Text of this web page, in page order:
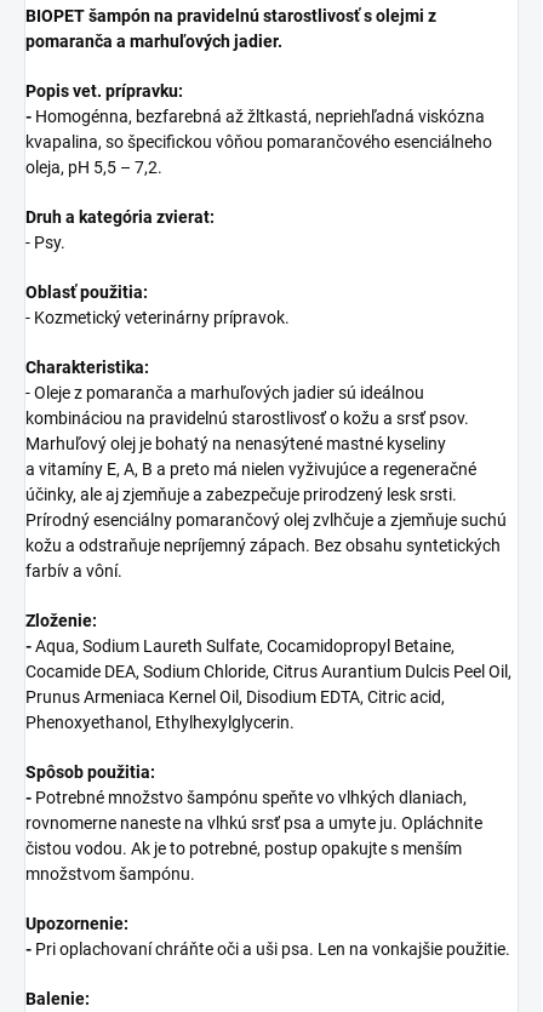
BIOPET šampón na pravidelnú starostlivosť s olejmi z
pomaranča a marhuľových jadier.
Popis vet. prípravku:
- Homogénna, bezfarebná až žltkastá, nepriehľadná viskózna
kvapalina, so špecifickou vôňou pomarančového esenciálneho
oleja, pH 5,5 – 7,2.
Druh a kategória zvierat:
- Psy.
Oblasť použitia:
- Kozmetický veterinárny prípravok.
Charakteristika:
- Oleje z pomaranča a marhuľových jadier sú ideálnou
kombináciou na pravidelnú starostlivosť o kožu a srsť psov.
Marhuľový olej je bohatý na nenasýtené mastné kyseliny
a vitamíny E, A, B a preto má nielen vyživujúce a regeneračné
účinky, ale aj zjemňuje a zabezpečuje prirodzený lesk srsti.
Prírodný esenciálny pomarančový olej zvlhčuje a zjemňuje suchú
kožu a odstraňuje nepríjemný zápach. Bez obsahu syntetických
farbív a vôní.
Zloženie:
-Aqua, Sodium Laureth Sulfate, Cocamidopropyl Betaine,
Cocamide DEA, Sodium Chloride, Citrus Aurantium Dulcis Peel Oil,
Prunus Armeniaca Kernel Oil, Disodium EDTA, Citric acid,
Phenoxyethanol, Ethylhexylglycerin.
Spôsob použitia:
- Potrebné množstvo šampónu speňte vo vlhkých dlaniach,
rovnomerne naneste na vlhkú srsť psa a umyte ju. Opláchnite
čistou vodou. Ak je to potrebné, postup opakujte s menším
množstvom šampónu.
Upozornenie:
- Pri oplachovaní chráňte oči a uši psa. Len na vonkajšie použitie.
Balenie: